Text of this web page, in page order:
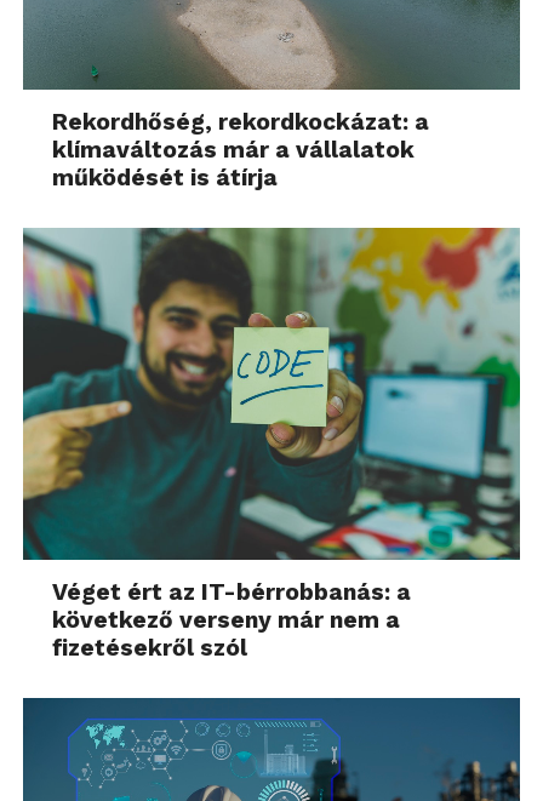
Rekordhőség, rekordkockázat: a
klímaváltozás már a vállalatok
működését is átírja
Véget ért az IT-bérrobbanás: a
következő verseny már nem a
fizetésekről szól